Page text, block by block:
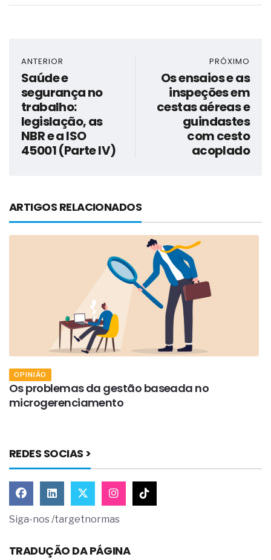
ANTERIOR
Saúde e
segurança no
trabalho:
legislação, as
NBR e a ISO
45001 (Parte IV)
PRÓXIMO
Os ensaios e as
inspeções em
cestas aéreas e
guindastes
com cesto
acoplado
ARTIGOS RELACIONADOS
OPINIÃO
Os problemas da gestão baseada no
microgerenciamento
REDES SOCIAS >
Siga-nos /targetnormas
TRADUÇÃO DA PÁGINA